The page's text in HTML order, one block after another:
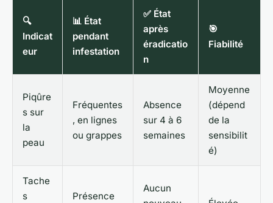
🔍
Indicat
eur
📊 État
pendant
infestation
✅ État
après
éradicatio
n
🎯
Fiabilité
Piqûre
s sur
la
peau
Fréquentes
, en lignes
ou grappes
Absence
sur 4 à 6
semaines
Moyenne
(dépend
de la
sensibilit
é)
Tache
s
Présence
Aucun